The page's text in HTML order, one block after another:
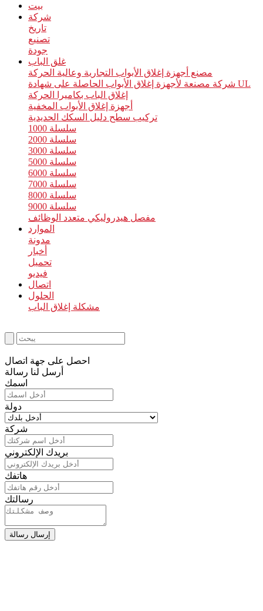
بيت
شركة
تاريخ
تصنيع
جودة
غلق الباب
مصنع أجهزة إغلاق الأبواب التجارية وعالية الحركة
شركة مصنعة لأجهزة إغلاق الأبواب الحاصلة على شهادة UL
إغلاق الباب بكاميرا الحركة
أجهزة إغلاق الأبواب المخفية
تركيب سطح دليل السكك الحديدية
سلسلة 1000
سلسلة 2000
سلسلة 3000
سلسلة 5000
سلسلة 6000
سلسلة 7000
سلسلة 8000
سلسلة 9000
مفصل هيدروليكي متعدد الوظائف
الموارد
مدونة
أخبار
تحميل
فيديو
اتصال
الحلول
مشكلة إغلاق الباب
احصل على جهة اتصال
أرسل لنا رسالة
اسمك
دولة
شركة
بريدك الإلكتروني
هاتفك
رسالتك
إرسال رسالة